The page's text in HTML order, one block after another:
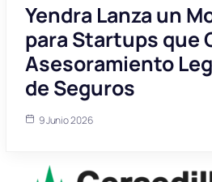
Yendra Lanza un
para Startups que
Asesoramiento
de Seguros
9 Junio 2026